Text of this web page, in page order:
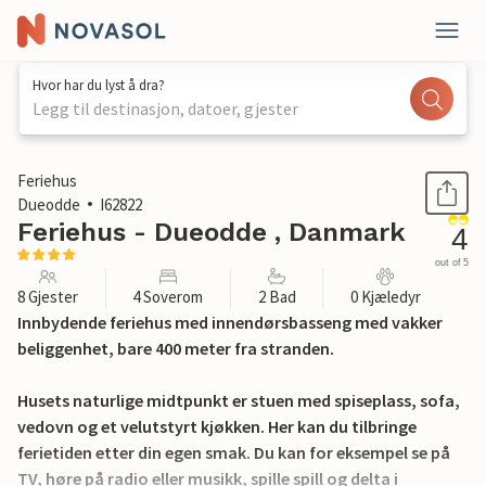
Hvor har du lyst å dra?
Legg til destinasjon, datoer, gjester
1 / 23
Feriehus
Dueodde
I62822
Feriehus - Dueodde , Danmark 4
out of 5
8 Gjester 4 Soverom 2 Bad 0 Kjæledyr
Innbydende feriehus med innendørsbasseng med vakker
beliggenhet, bare 400 meter fra stranden.
Husets naturlige midtpunkt er stuen med spiseplass, sofa,
vedovn og et velutstyrt kjøkken. Her kan du tilbringe
ferietiden etter din egen smak. Du kan for eksempel se på
TV, høre på radio eller musikk, spille spill og delta i